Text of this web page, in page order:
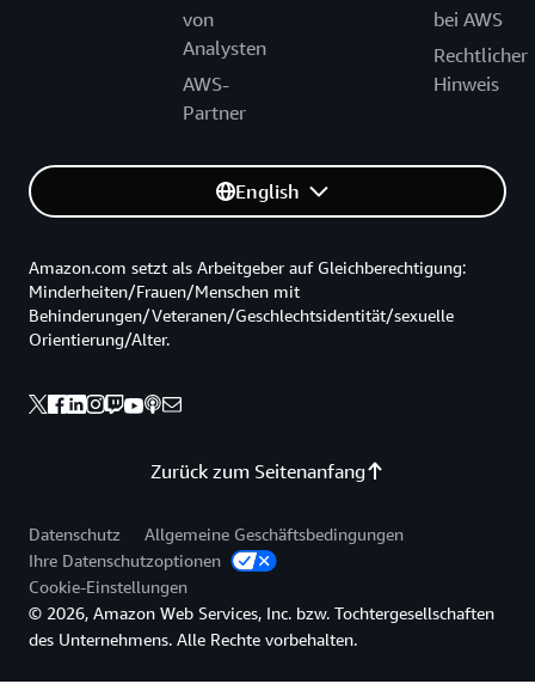
von
Analysten
AWS-
Partner
bei AWS
Rechtlicher
Hinweis
English
Zurück zum Seitenanfang
Amazon.com setzt als Arbeitgeber auf Gleichberechtigung:
Minderheiten/Frauen/Menschen mit
Behinderungen/Veteranen/Geschlechtsidentität/sexuelle
Orientierung/Alter.
Datenschutz
Allgemeine Geschäftsbedingungen
Ihre Datenschutzoptionen
Cookie-Einstellungen
© 2026, Amazon Web Services, Inc. bzw. Tochtergesellschaften
des Unternehmens. Alle Rechte vorbehalten.